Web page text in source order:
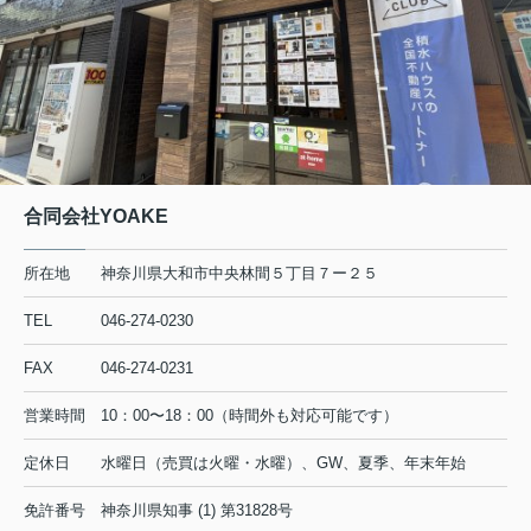
合同会社YOAKE
所在地 神奈川県大和市中央林間５丁目７ー２５
TEL 046-274-0230
FAX 046-274-0231
営業時間 10：00〜18：00（時間外も対応可能です）
定休日 水曜日（売買は火曜・水曜）、GW、夏季、年末年始
免許番号 神奈川県知事 (1) 第31828号